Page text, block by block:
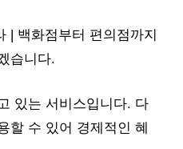
| 백화점부터 편의점까지
습니다.
있는 서비스입니다. 다
할 수 있어 경제적인 혜